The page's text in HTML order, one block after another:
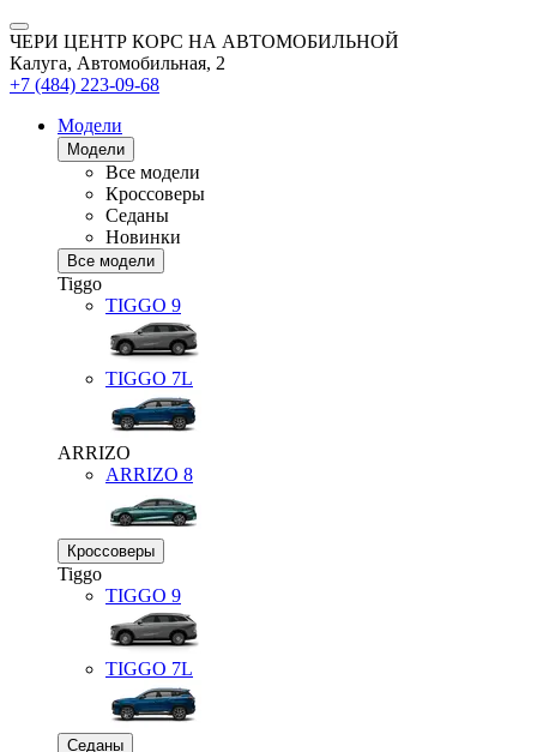
ЧЕРИ ЦЕНТР КОРС НА АВТОМОБИЛЬНОЙ
Калуга, Автомобильная, 2
+7 (484) 223-09-68
Модели
Модели
Все модели
Кроссоверы
Седаны
Новинки
Все модели
Tiggo
TIGGO 9
TIGGO 7L
ARRIZO
ARRIZO 8
Кроссоверы
Tiggo
TIGGO 9
TIGGO 7L
Седаны